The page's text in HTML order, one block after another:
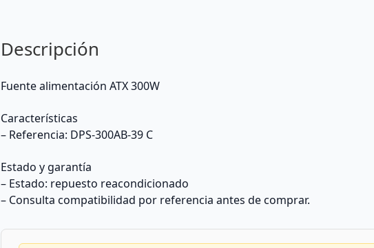
Descripción
Fuente alimentación ATX 300W
Características
– Referencia: DPS-300AB-39 C
Estado y garantía
– Estado: repuesto reacondicionado
– Consulta compatibilidad por referencia antes de comprar.